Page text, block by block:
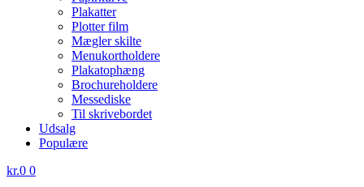
Plakatter
Plotter film
Mægler skilte
Menukortholdere
Plakatophæng
Brochureholdere
Messediske
Til skrivebordet
Udsalg
Populære
kr.0 0